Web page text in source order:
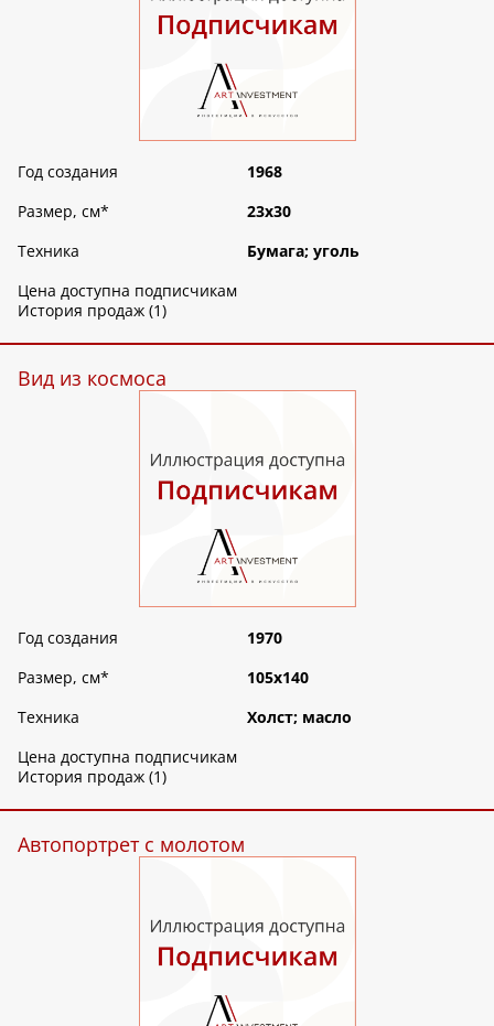
Год создания
1968
Размер, см*
23х30
Техника
Бумага; уголь
Цена доступна подписчикам
История продаж (1)
Вид из космоса
Год создания
1970
Размер, см*
105х140
Техника
Холст; масло
Цена доступна подписчикам
История продаж (1)
Автопортрет с молотом